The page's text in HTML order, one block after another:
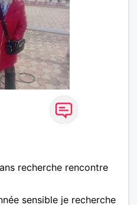
recherche rencontre
sensible je recherche